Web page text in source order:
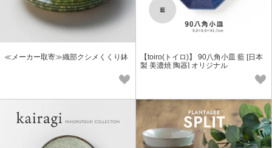
≪メーカー取寄≫織部クシメくくり鉢
【toiro(トイロ)】 90八角小皿 藍 [日本
製 美濃焼 陶器] オリジナル